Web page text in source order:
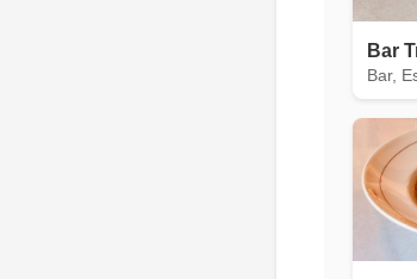
Bar
Bar,